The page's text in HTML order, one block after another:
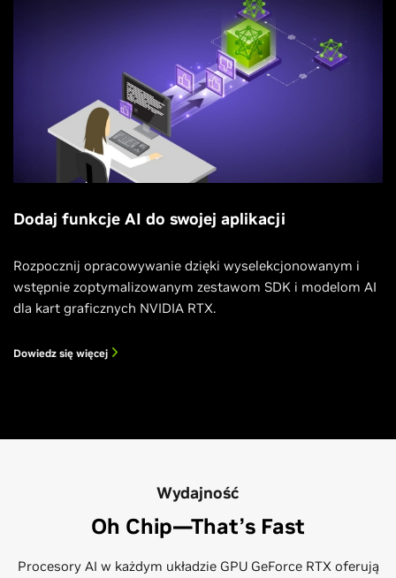
Dodaj funkcje AI do swojej aplikacji
Rozpocznij opracowywanie dzięki wyselekcjonowanym i
wstępnie zoptymalizowanym zestawom SDK i modelom AI
dla kart graficznych NVIDIA RTX.
Dowiedz się więcej
Wydajność
Oh Chip—That’s Fast
Procesory AI w każdym układzie GPU GeForce RTX oferują